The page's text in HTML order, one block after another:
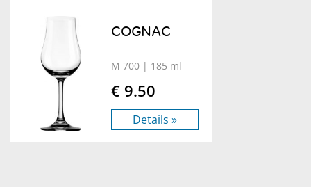
COGNAC
M 700 | 185 ml
€ 9.50
Details »